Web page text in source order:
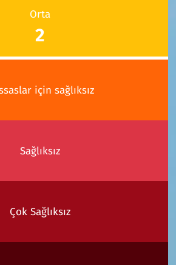
Orta
2
için sağlıksız
Sağlıksız
Çok Sağlıksız